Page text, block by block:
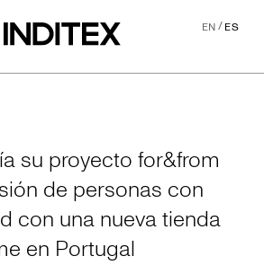
EN/ES
su proyecto for&from
de personas con
con una nueva tienda
en Portugal